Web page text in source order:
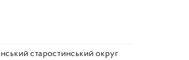
старостинський округ